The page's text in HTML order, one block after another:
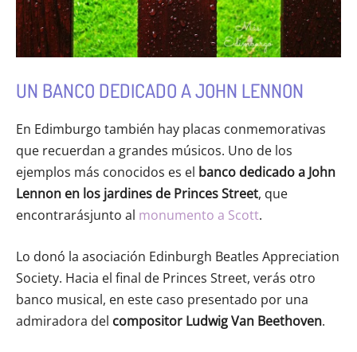
UN BANCO DEDICADO A JOHN LENNON
En Edimburgo también hay placas conmemorativas
que recuerdan a grandes músicos. Uno de los
ejemplos más conocidos es el banco dedicado a John
Lennon en los jardines de Princes Street, que
encontrarásjunto al monumento a Scott.
Lo donó la asociación Edinburgh Beatles Appreciation
Society. Hacia el final de Princes Street, verás otro
banco musical, en este caso presentado por una
admiradora del compositor Ludwig Van Beethoven.